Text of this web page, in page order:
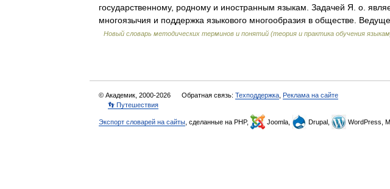
государственному, родному и иностранным языкам. Задачей Я. о.
многоязычия и поддержка языкового многообразия в обществе.
Новый словарь методических терминов и понятий (теория и практика обучения
© Академик, 2000-2026 Обратная связь: Техподдержка Реклама на сайте
👣 Путешествия
Экспорт словарей на сайты , сделанные на PHP, Joomla, Drupal, WordPress,